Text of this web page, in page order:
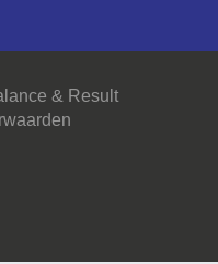
& Result